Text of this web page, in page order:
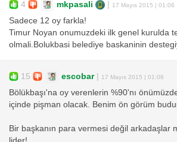
4 mkpasali 17 Mayıs 2015 | 01:06
Sadece 12 oy farkla!
Timur Noyan onumuzdeki ilk genel kurulda
olmali.Bolukbasi belediye baskaninin
15 escobar| 17 Mayıs 2015 | 01:06
Bölükbaşı'na oy verenlerin %90'nı
içinde pişman olacak. Benim ön görüm
Bir başkanın para vermesi değil arkadaşlar